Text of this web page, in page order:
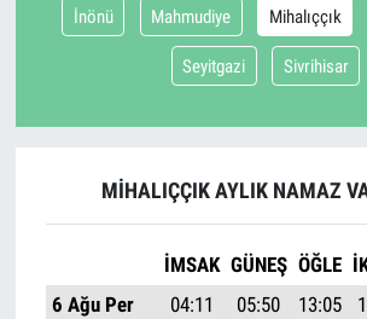
İnönü Mahmudiye Mihalıççık
Seyitgazi Sivrihisar
MIHALIÇÇIK AYLIK NAMAZ
İMSAK GÜNEŞ ÖĞLE
6 Ağu Per
04:11 05:50 13:05